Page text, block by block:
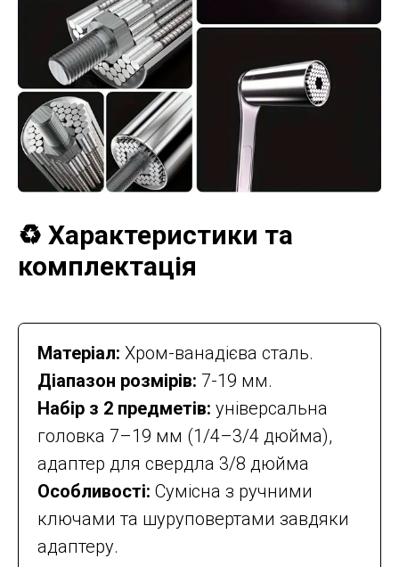
♻️ Характеристики та
комплектація
Матеріал: Хром-ванадієва сталь.
Діапазон розмірів: 7-19 мм.
Набір з 2 предметів: універсальна
головка 7–19 мм (1/4–3/4 дюйма),
адаптер для свердла 3/8 дюйма
Особливості: Сумісна з ручними
ключами та шуруповертами завдяки
адаптеру.